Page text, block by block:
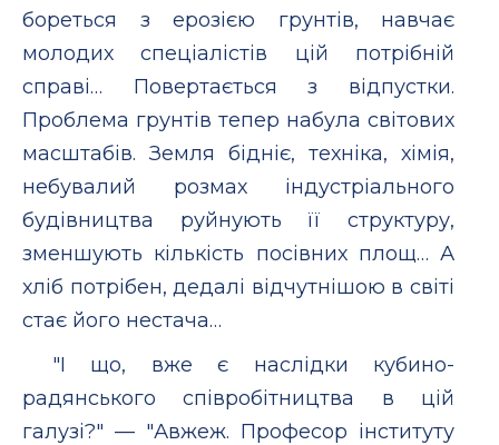
бореться з ерозiєю грунтiв, навчає
молодих спецiалiстiв цiй потрiбнiй
справi… Повертається з вiдпустки.
Проблема грунтiв тепер набула свiтових
масштабiв. Земля бiднiє, технiка, хiмiя,
небувалий розмах iндустрiального
будiвництва руйнують її структуру,
зменшують кiлькiсть посiвних площ… А
хлiб потрiбен, дедалi вiдчутнiшою в свiтi
стає його нестача…
"I що, вже є наслiдки кубино-
радянського спiвробiтництва в цiй
галузi?" — "Авжеж. Професор iнституту